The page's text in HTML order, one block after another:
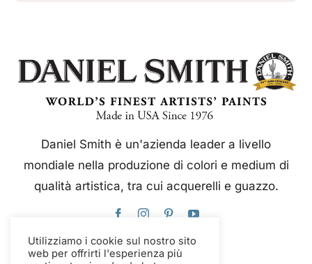
Daniel Smith è un'azienda leader a livello
mondiale nella produzione di colori e medium di
qualità artistica, tra cui acquerelli e guazzo.
Utilizziamo i cookie sul nostro sito
web per offrirti l'esperienza più